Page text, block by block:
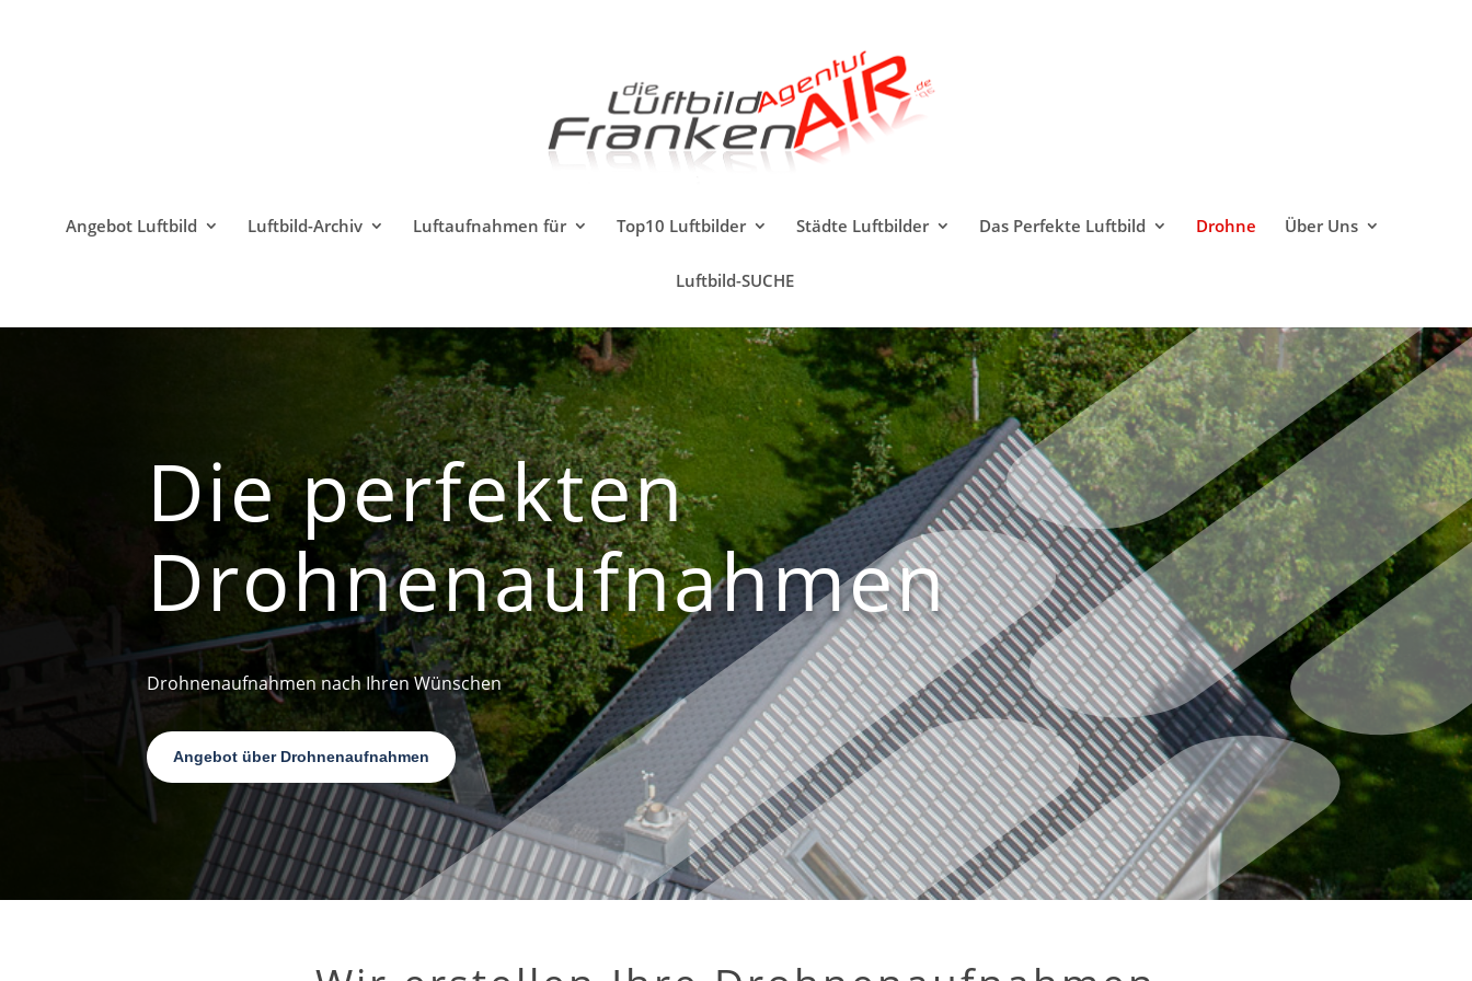
Angebot Luftbild Luftbild-Archiv Luftaufnahmen für Top10 Luftbilder Städte Luftbilder Das Perfekte Luftbild Drohne Über Uns
Luftbild-SUCHE
Die perfekten
Drohnenaufnahmen
Drohnenaufnahmen nach Ihren Wünschen
Angebot über Drohnenaufnahmen